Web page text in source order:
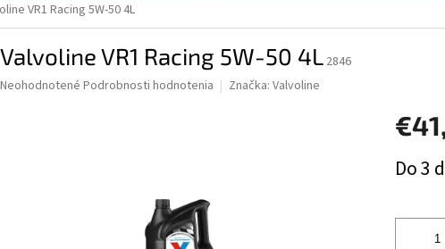
VR1 Racing 5W-50 4L
Valvoline VR1 Racing 5W-50 4L 2846
Priemerné
Neohodnotené Podrobnosti hodnotenia Značka: Valvoline
cena:
Do 3